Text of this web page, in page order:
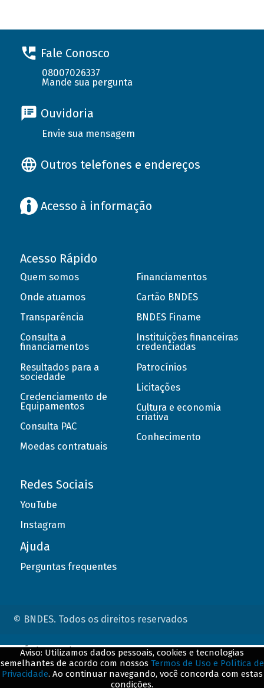
Fale Conosco
08007026337
Mande sua pergunta
Ouvidoria
Envie sua mensagem
Outros telefones e endereços
Acesso à informação
Acesso Rápido
Quem somos
Onde atuamos
Transparência
Consulta a
financiamentos
Resultados para a
sociedade
Credenciamento de
Equipamentos
Consulta PAC
Moedas contratuais
Financiamentos
Cartão BNDES
BNDES Finame
Instituições financeiras
credenciadas
Patrocínios
Licitações
Cultura e economia
criativa
Conhecimento
Redes Sociais
YouTube
Instagram
Ajuda
Perguntas frequentes
© BNDES. Todos os direitos reservados
Aviso: Utilizamos dados pessoais, cookies e tecnologias
semelhantes de acordo com nossos Termos de Uso e Política de
Privacidade. Ao continuar navegando, você concorda com estas
condições.
ConteÃºdo complementar
${title}${badge}